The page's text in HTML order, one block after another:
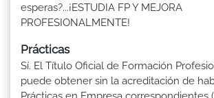
esperas?...¡ESTUDIA FP Y MEJORA
PROFESIONALMENTE!
Prácticas
Sí. El Título Oficial de Formación
puede obtener sin la acreditación de